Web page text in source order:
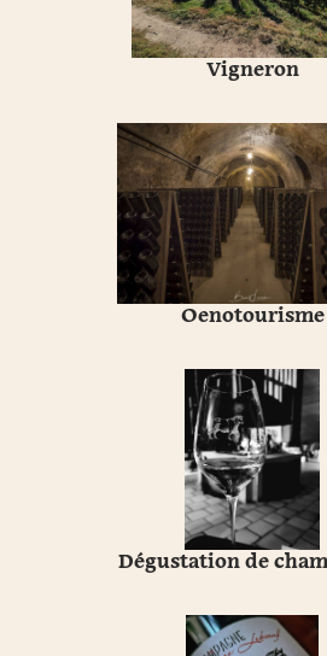
Vigneron
Oenotourisme
Dégustation de